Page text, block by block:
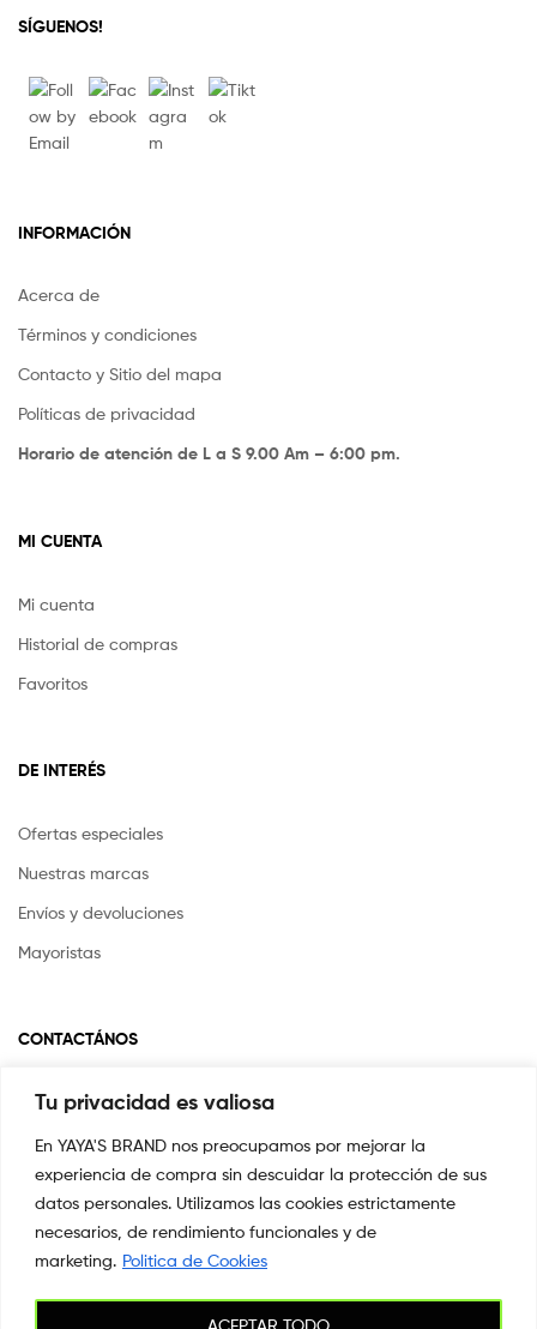
Tu privacidad es valiosa
En YAYA'S BRAND nos preocupamos por mejorar la
experiencia de compra sin descuidar la protección de sus
datos personales. Utilizamos las cookies estrictamente
necesarios, de rendimiento funcionales y de
marketing. Politica de Cookies
ACEPTAR TODO
SÍGUENOS!
INFORMACIÓN
Acerca de
Términos y condiciones
Contacto y Sitio del mapa
Políticas de privacidad
Horario de atención de L a S 9.00 Am – 6:00 pm.
MI CUENTA
Mi cuenta
Historial de compras
Favoritos
DE INTERÉS
Ofertas especiales
Nuestras marcas
Envíos y devoluciones
Mayoristas
CONTACTÁNOS
Si tienes alguna pregunta o inquietud escríbenos a
📍CARRERA 8 # 14-45 SAN PEDRO
CALI, COLOMBIA
+57 3044553869